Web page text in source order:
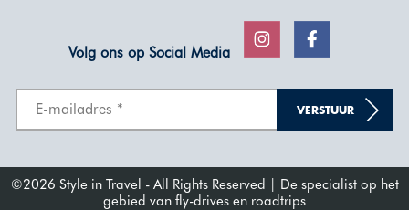
Volg ons op Social Media
VERSTUUR
©2026 Style in Travel - All Rights Reserved | De specialist op het
gebied van fly-drives en roadtrips